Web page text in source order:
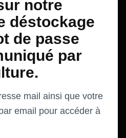
notre
déstockage
de passe
par
mail ainsi que votre
email pour accéder à